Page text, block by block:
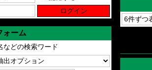
ォーム
などの検索ワード